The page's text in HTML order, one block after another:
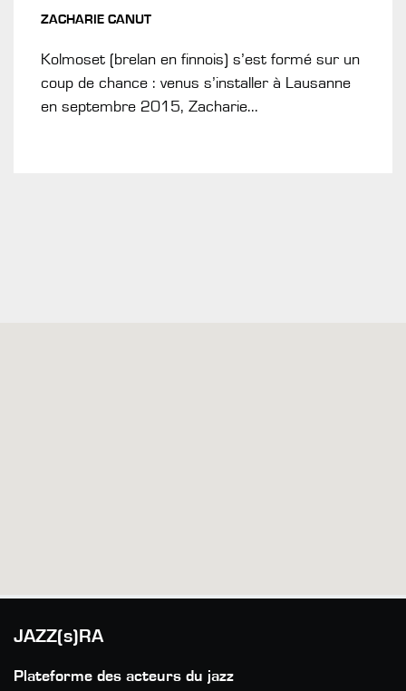
ZACHARIE CANUT
Kolmoset (brelan en finnois) s’est formé sur un
coup de chance : venus s’installer à Lausanne
en septembre 2015, Zacharie...
JAZZ(s)RA
Plateforme des acteurs du jazz